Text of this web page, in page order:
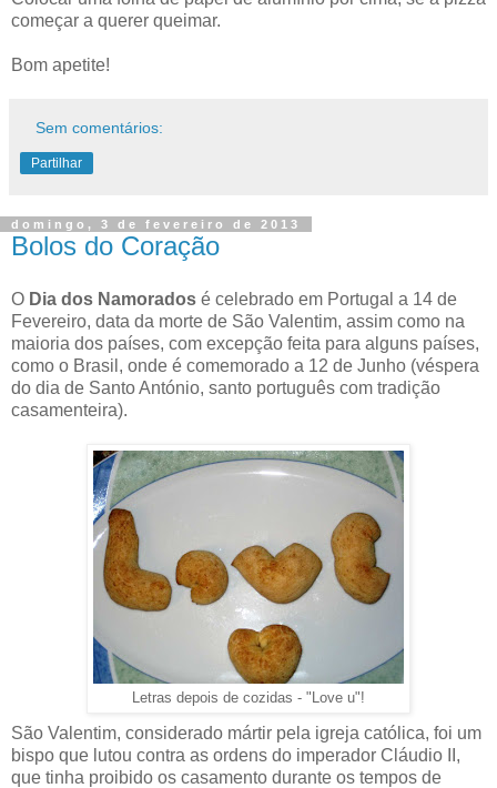
começar a querer queimar.
Bom apetite!
Sem comentários:
Partilhar
domingo, 3 de fevereiro de 2013
Bolos do Coração
O Dia dos Namorados é celebrado em Portugal a 14 de
Fevereiro, data da morte de São Valentim, assim como na
maioria dos países, com excepção feita para alguns países,
como o Brasil, onde é comemorado a 12 de Junho (véspera
do dia de Santo António, santo português com tradição
casamenteira).
Letras depois de cozidas - "Love u"!
São Valentim, considerado mártir pela igreja católica, foi um
bispo que lutou contra as ordens do imperador Cláudio II,
que tinha proibido os casamento durante os tempos de